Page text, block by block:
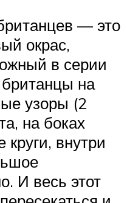
— это
окрас,
в серии
на
узоры (2
на боках
внутри
И весь этот